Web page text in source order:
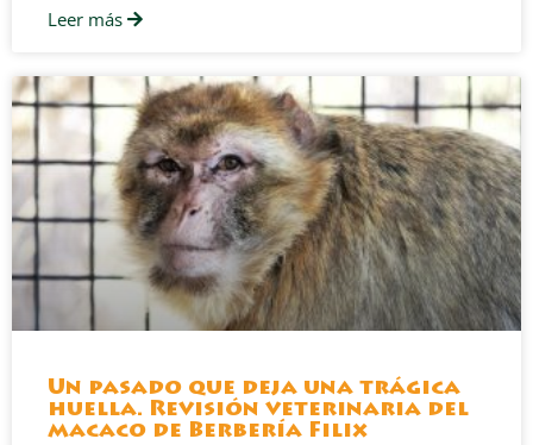
Leer más
Un pasado que deja una trágica
huella. Revisión veterinaria del
macaco de Berbería Filix